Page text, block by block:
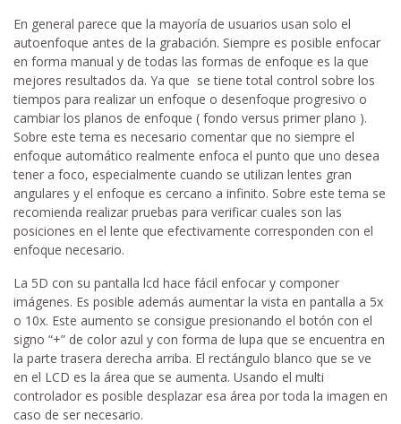
En general parece que la mayoría de usuarios usan solo el
autoenfoque antes de la grabación. Siempre es posible enfocar
en forma manual y de todas las formas de enfoque es la que
mejores resultados da. Ya que se tiene total control sobre los
tiempos para realizar un enfoque o desenfoque progresivo o
cambiar los planos de enfoque ( fondo versus primer plano ).
Sobre este tema es necesario comentar que no siempre el
enfoque automático realmente enfoca el punto que uno desea
tener a foco, especialmente cuando se utilizan lentes gran
angulares y el enfoque es cercano a infinito. Sobre este tema se
recomienda realizar pruebas para verificar cuales son las
posiciones en el lente que efectivamente corresponden con el
enfoque necesario.
La 5D con su pantalla lcd hace fácil enfocar y componer
imágenes. Es posible además aumentar la vista en pantalla a 5x
o 10x. Este aumento se consigue presionando el botón con el
signo “+” de color azul y con forma de lupa que se encuentra en
la parte trasera derecha arriba. El rectángulo blanco que se ve
en el LCD es la área que se aumenta. Usando el multi
controlador es posible desplazar esa área por toda la imagen en
caso de ser necesario.